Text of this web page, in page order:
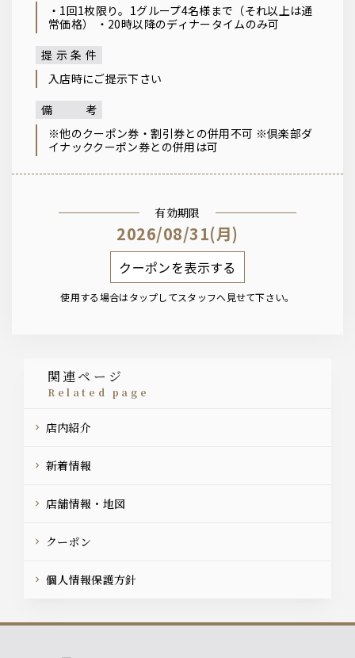
・1回1枚限り。1グループ4名様まで（それ以上は通
常価格） ・20時以降のディナータイムのみ可
提示条件
入店時にご提示下さい
備考
※他のクーポン券・割引券との併用不可 ※倶楽部ダ
イナッククーポン券との併用は可
有効期限
2026/08/31(月)
クーポンを表示する
使用する場合はタップしてスタッフへ見せて下さい。
関連ページ
related page
店内紹介
新着情報
店舗情報・地図
クーポン
個人情報保護方針